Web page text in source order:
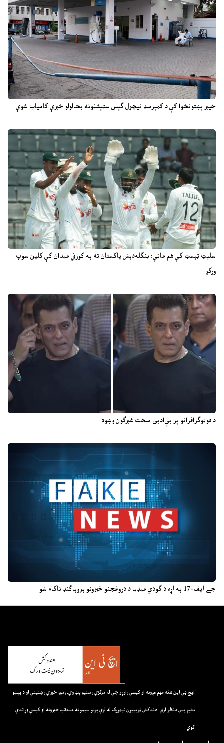
خیبر پښتونخوا کې د کمپرسډ نیچرل ګېس سټېشنونه بحالولو خبرې کامیاب شوې
سلېټ ټېسټ کې هم ماتې؛ بنګله‌دېش پاکستان ته په کورني میدان کې کلین سوپ
ورکړ
د فوټوګرافرانو پر بې‌ادبۍ سخت غبرګون وښود
جے ایف-17 په اړه د ګودي میډیا د دروغجنو خبرونو پروپاګنډ ناکام شو
ايچ ټي اين هغه مهم غږونه او کيسې راوړو چې له مرکزي رسنيو پټ وي. زموږ خبري رښتيني او د پېښو
بشپړ پس منظر لري. هندکُش ټريبيون نيټورک له لرې پرتو سيمو نه مستقيم خبرونه او کيسې وړاندې
کوي